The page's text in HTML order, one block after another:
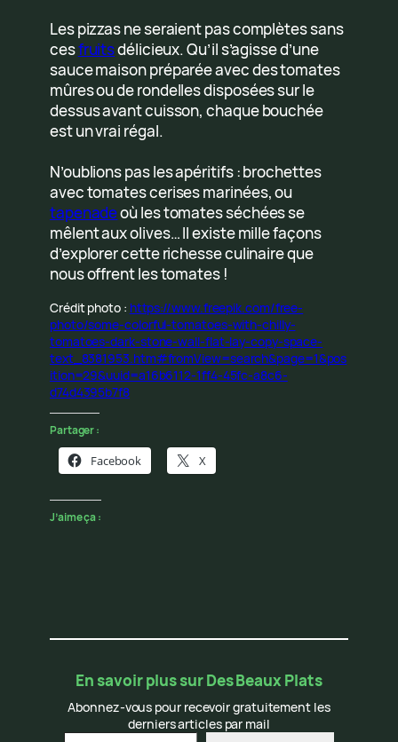
Les pizzas ne seraient pas complètes sans
cesfruitsdélicieux. Qu’il s’agisse d’une
sauce maison préparée avec des tomates
mûres ou de rondelles disposées sur le
dessus avant cuisson, chaque bouchée
est un vrai régal.
N’oublions pas les apéritifs : brochettes
avec tomates cerises marinées, ou
tapenadeoù les tomates séchées se
mêlent aux olives… Il existe mille façons
d’explorer cette richesse culinaire que
nous offrent les tomates !
Crédit photo : https://www.freepik.com/free-
photo/some-colorful-tomatoes-with-chilly-
tomatoes-dark-stone-wall-flat-lay-copy-space-
text_8381953.htm#fromView=search&page=1&pos
ition=29&uuid=a16b6112-1ff4-45fc-a8c6-
d74d4395b7f8
Partager :
Facebook X
J’aime ça :
En savoir plus sur Des Beaux Plats
Abonnez-vous pour recevoir gratuitement les
derniers articles par mail
Saisissez votre adresse e-mail…